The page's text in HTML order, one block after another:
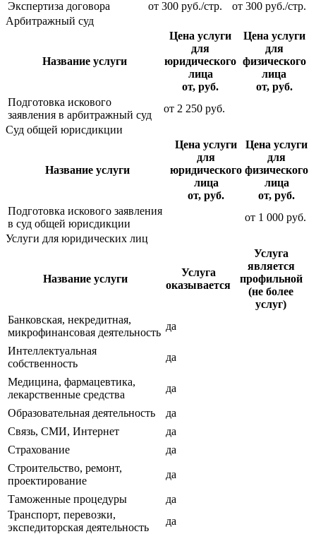
Экспертиза договора от 300 руб./стр. от 300 руб./стр.
Арбитражный суд
Название услуги
Цена услуги
для
юридического
лица
от, руб.
Цена услуги
для
физического
лица
от, руб.
Подготовка искового
заявления в арбитражный суд
от 2 250 руб.
Суд общей юрисдикции
Название услуги
Цена услуги
для
юридического
лица
от, руб.
Цена услуги
для
физического
лица
от, руб.
Подготовка искового заявления
в суд общей юрисдикции
от 1 000 руб.
Услуги для юридических лиц
Название услуги
Услуга
оказывается
Услуга
является
профильной
(не более
услуг)
Банковская, некредитная,
микрофинансовая деятельность
да
Интеллектуальная
собственность
да
Медицина, фармацевтика,
лекарственные средства
да
Образовательная деятельность
да
Связь, СМИ, Интернет
да
Страхование
да
Строительство, ремонт,
проектирование
да
Таможенные процедуры
да
Транспорт, перевозки,
экспедиторская деятельность
да